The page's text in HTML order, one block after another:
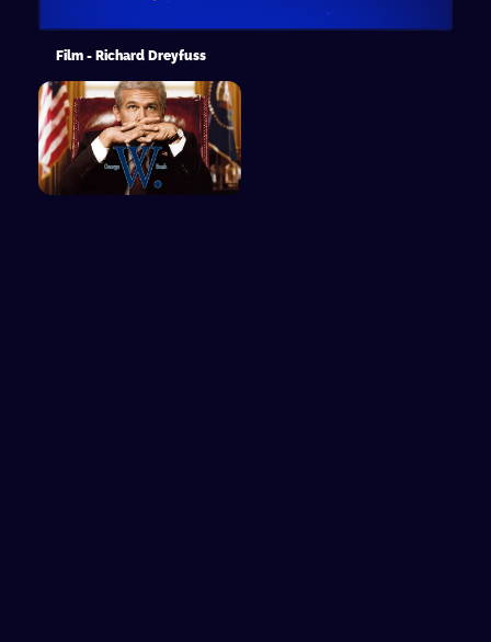
Film - Richard Dreyfuss